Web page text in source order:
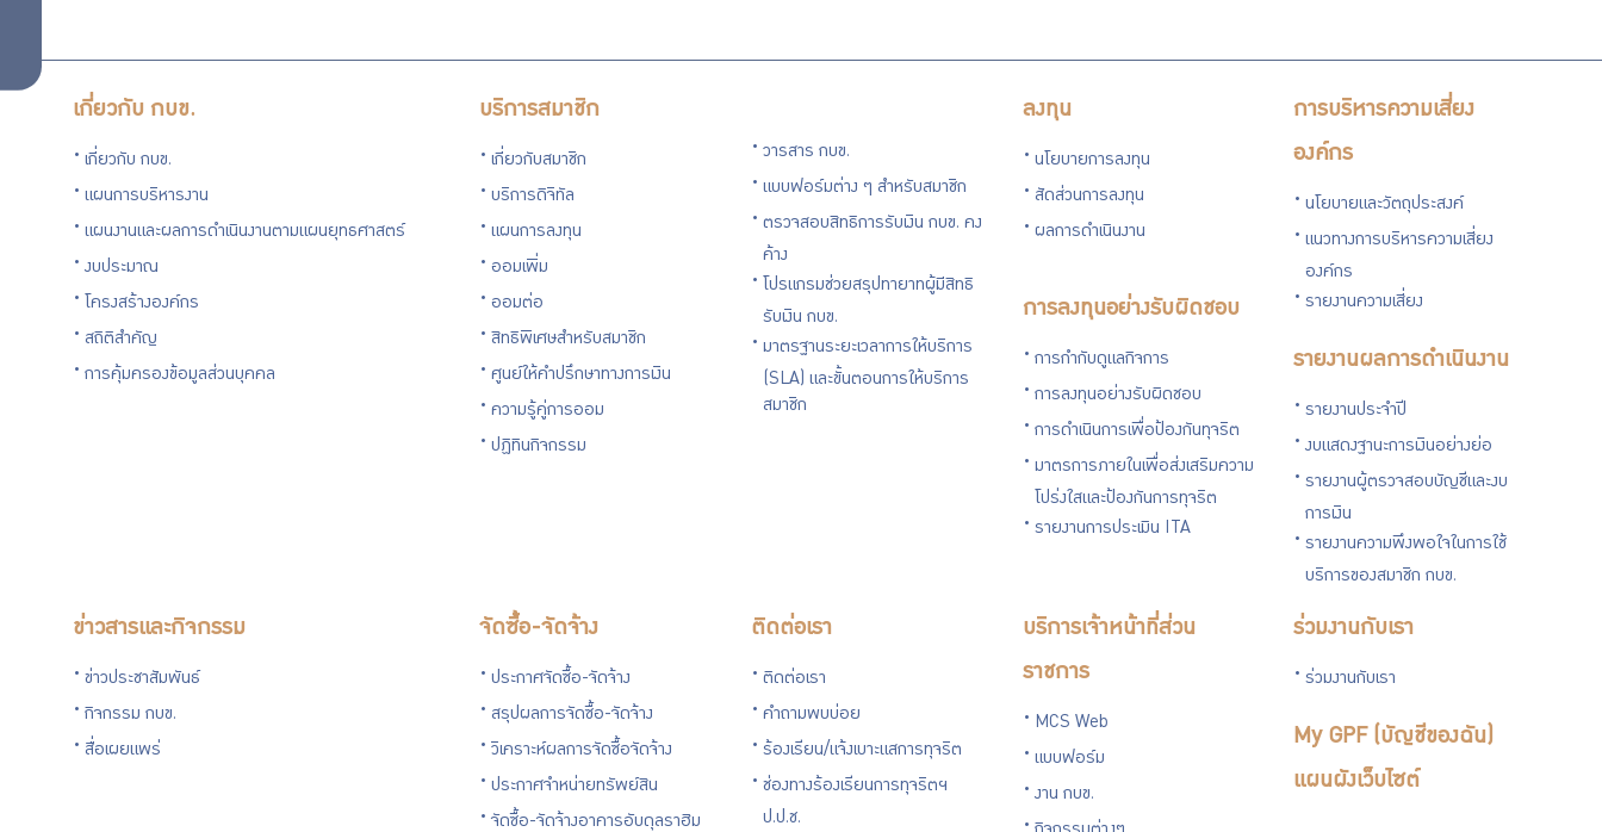
สิทธิ
สำหรับ
สมาชิก
ทางการ
เงิน
ความ
เกี่ยวกับ กบข.
เกี่ยวกับ กบข.
แผนการบริหารงาน
แผนงานและผลการดำเนินงานตามแผนยุทธศาสตร์
งบประมาณ
โครงสร้างองค์กร
สถิติสำคัญ
การคุ้มครองข้อมูลส่วนบุคคล
บริการสมาชิก
เกี่ยวกับสมาชิก
บริการดิจิทัล
แผนการลงทุน
ออมเพิ่ม
ออมต่อ
สิทธิพิเศษสำหรับสมาชิก
ศูนย์ให้คำปรึกษาทางการเงิน
ความรู้คู่การออม
ปฏิทินกิจกรรม
วารสาร กบข.
แบบฟอร์มต่าง ๆ สำหรับสมาชิก
ตรวจสอบสิทธิการรับเงิน กบข. คง
ค้าง
โปรแกรมช่วยสรุปทายาทผู้มีสิทธิ
รับเงิน กบข.
มาตรฐานระยะเวลาการให้บริการ
(SLA) และขั้นตอนการให้บริการ
สมาชิก
ลงทุน
นโยบายการลงทุน
สัดส่วนการลงทุน
ผลการดำเนินงาน
การลงทุนอย่างรับผิดชอบ
การกำกับดูแลกิจการ
การลงทุนอย่างรับผิดชอบ
การดำเนินการเพื่อป้องกันทุจริต
มาตรการภายในเพื่อส่งเสริมความ
โปร่งใสและป้องกันการทุจริต
รายงานการประเมิน ITA
การบริหารความเสี่ยง
องค์กร
นโยบายและวัตถุประสงค์
แนวทางการบริหารความเสี่ยง
องค์กร
รายงานความเสี่ยง
รายงานผลการดำเนินงาน
รายงานประจำปี
งบแสดงฐานะการเงินอย่างย่อ
รายงานผู้ตรวจสอบบัญชีและงบ
การเงิน
รายงานความพึงพอใจในการใช้
บริการของสมาชิก กบข.
ข่าวสารและกิจกรรม
ข่าวประชาสัมพันธ์
กิจกรรม กบข.
สื่อเผยแพร่
จัดซื้อ-จัดจ้าง
ประกาศจัดซื้อ-จัดจ้าง
สรุปผลการจัดซื้อ-จัดจ้าง
วิเคราะห์ผลการจัดซื้อจัดจ้าง
ประกาศจำหน่ายทรัพย์สิน
จัดซื้อ-จัดจ้างอาคารอับดุลราฮิม
ติดต่อเรา
ติดต่อเรา
คำถามพบบ่อย
ร้องเรียน/แจ้งเบาะแสการทุจริต
ช่องทางร้องเรียนการทุจริตฯ
ป.ป.ช.
บริการเจ้าหน้าที่ส่วน
ราชการ
MCS Web
แบบฟอร์ม
งาน กบข.
ร่วมงานกับเรา
ร่วมงานกับเรา
My GPF (บัญชีของฉัน)
แผนผังเว็บไซต์